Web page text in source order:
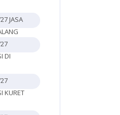
JASA
DI
KURET